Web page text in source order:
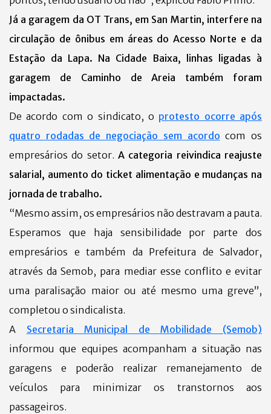
Já a garagem da OT Trans, em San Martin, interfere na
circulação de ônibus em áreas do Acesso Norte e da
Estação da Lapa. Na Cidade Baixa, linhas ligadas à
garagem de Caminho de Areia também foram
impactadas.
De acordo com o sindicato, o protesto ocorre após
quatro rodadas de negociação sem acordo com os
empresários do setor. A categoria reivindica reajuste
salarial, aumento do ticket alimentação e mudanças na
jornada de trabalho.
“Mesmo assim, os empresários não destravam a pauta.
Esperamos que haja sensibilidade por parte dos
empresários e também da Prefeitura de Salvador,
através da Semob, para mediar esse conflito e evitar
uma paralisação maior ou até mesmo uma greve”,
completou o sindicalista.
A Secretaria Municipal de Mobilidade (Semob)
informou que equipes acompanham a situação nas
garagens e poderão realizar remanejamento de
veículos para minimizar os transtornos aos
passageiros.